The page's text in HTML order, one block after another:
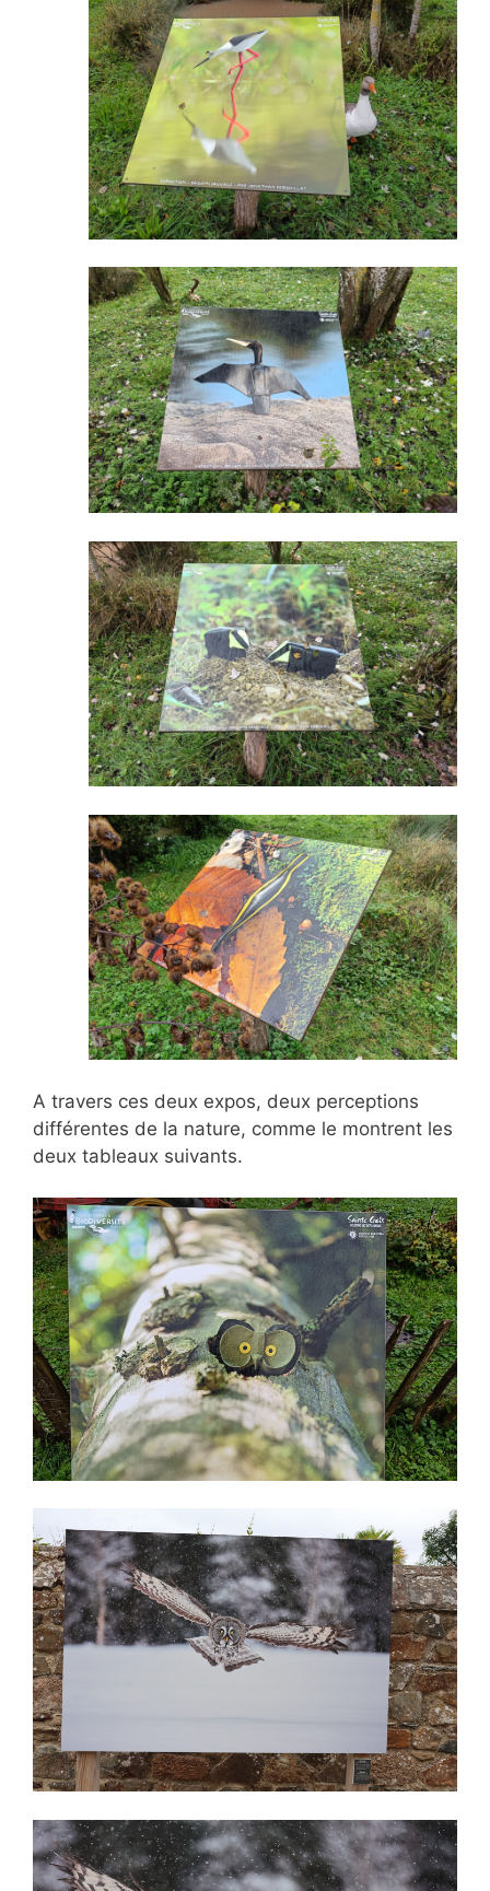
A travers ces deux expos, deux perceptions
différentes de la nature, comme le montrent les
deux tableaux suivants.